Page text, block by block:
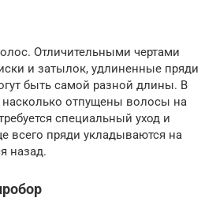
Отличительными чертами
и затылок, удлиненные пряди
быть самой разной длины. В
насколько отпущены волосы на
специальный уход и
всего пряди укладываются на
назад.